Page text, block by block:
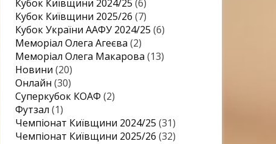
Кубок Київщини 2024/25 (6)
Кубок Київщини 2025/26 (7)
Кубок України ААФУ 2024/25 (6)
Меморіал Олега Агеєва (2)
Меморіал Олега Макарова (13)
Новини (20)
Онлайн (30)
Суперкубок КОАФ (2)
Футзал (1)
Чемпіонат Київщини 2024/25 (31)
Чемпіонат Київщини 2025/26 (32)